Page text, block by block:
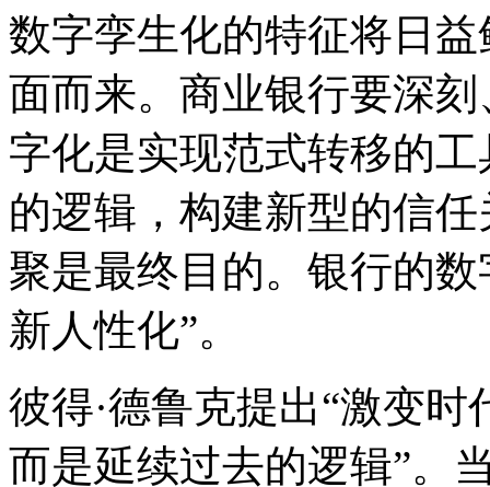
数字孪生化的特征将日
面而来。商业银行要深
字化是实现范式转移的
的逻辑，构建新型的信
聚是最终目的。银行的
新人性化”。
彼得·德鲁克提出“激变
而是延续过去的逻辑”。